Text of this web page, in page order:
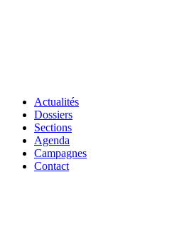
Actualités
Dossiers
Sections
Agenda
Campagnes
Contact